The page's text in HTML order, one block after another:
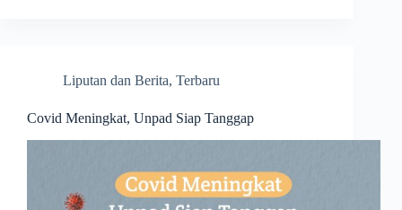
Liputan dan Berita, Terbaru
Covid Meningkat, Unpad Siap Tanggap